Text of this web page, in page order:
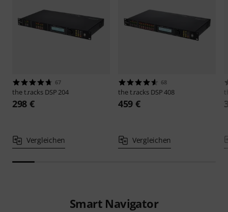
67
the t.racks DSP 204
298 €
Vergleichen
68
the t.racks DSP 408
459 €
Vergleichen
Smart Navigator